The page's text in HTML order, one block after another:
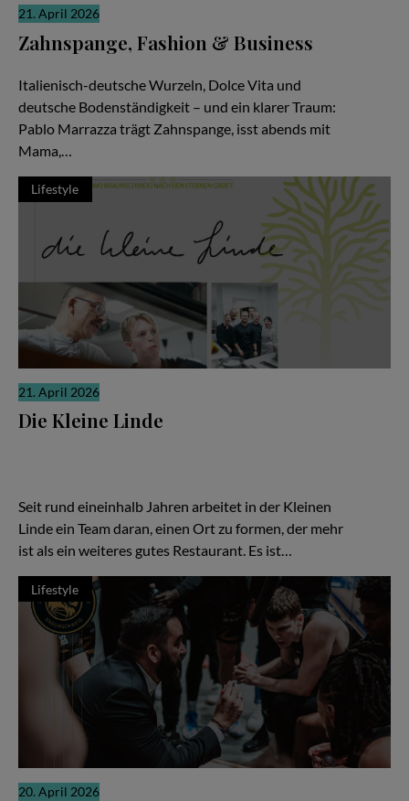
21. April 2026
Zahnspange, Fashion & Business
Italienisch-deutsche Wurzeln, Dolce Vita und
deutsche Bodenständigkeit – und ein klarer Traum:
Pablo Marrazza trägt Zahnspange, isst abends mit
Mama,…
Lifestyle
21. April 2026
Die Kleine Linde
Seit rund eineinhalb Jahren arbeitet in der Kleinen
Linde ein Team daran, einen Ort zu formen, der mehr
ist als ein weiteres gutes Restaurant. Es ist…
Lifestyle
20. April 2026